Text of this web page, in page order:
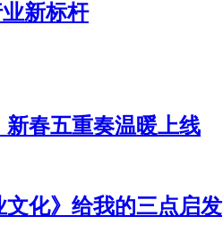
新标杆
春五重奏温暖上线
化》给我的三点启发